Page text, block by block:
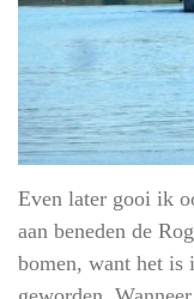
Even later gooi ik
aan beneden de
bomen, want het